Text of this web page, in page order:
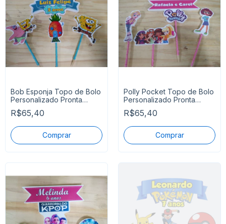
Bob Esponja Topo de Bolo
Personalizado Pronta
Entrega
R$65,40
Polly Pocket Topo de Bolo
Personalizado Pronta
Entrega
R$65,40